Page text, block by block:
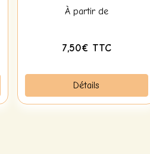
À partir de
7,50€ TTC
Détails